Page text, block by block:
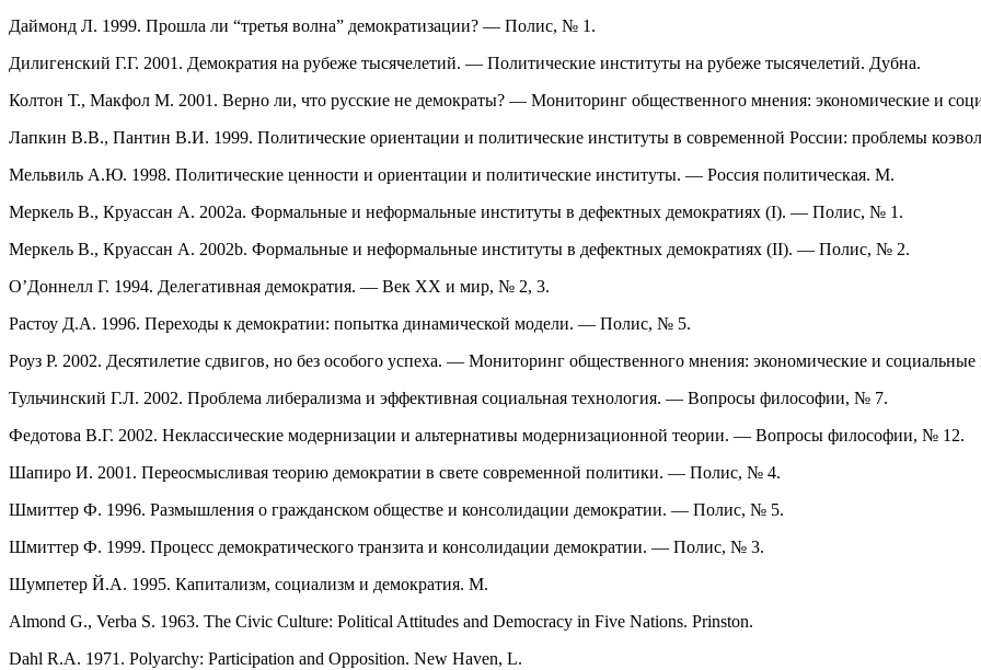
Даймонд Л. 1999. Прошла ли “третья волна” демократизации? — Полис, № 1.
Дилигенский Г.Г. 2001. Демократия на рубеже тысячелетий. — Политические институты на рубеже тысячелетий. Дубна.
Колтон Т., Макфол М. 2001. Верно ли, что русские не демократы? — Мониторинг общественного мнения: экономические и
Лапкин В.В., Пантин В.И. 1999. Политические ориентации и политические институты в современной России: проблемы
Мельвиль А.Ю. 1998. Политические ценности и ориентации и политические институты. — Россия политическая. М.
Меркель В., Круассан А. 2002a. Формальные и неформальные институты в дефектных демократиях (I). — Полис, № 1.
Меркель В., Круассан А. 2002b. Формальные и неформальные институты в дефектных демократиях (II). — Полис, № 2.
О’Доннелл Г. 1994. Делегативная демократия. — Век XX и мир, № 2, 3.
Растоу Д.А. 1996. Переходы к демократии: попытка динамической модели. — Полис, № 5.
Роуз Р. 2002. Десятилетие сдвигов, но без особого успеха. — Мониторинг общественного мнения: экономические и
Тульчинский Г.Л. 2002. Проблема либерализма и эффективная социальная технология. — Вопросы философии, № 7.
Федотова В.Г. 2002. Неклассические модернизации и альтернативы модернизационной теории. — Вопросы философии, № 12.
Шапиро И. 2001. Переосмысливая теорию демократии в свете современной политики. — Полис, № 4.
Шмиттер Ф. 1996. Размышления о гражданском обществе и консолидации демократии. — Полис, № 5.
Шмиттер Ф. 1999. Процесс демократического транзита и консолидации демократии. — Полис, № 3.
Шумпетер Й.А. 1995. Капитализм, социализм и демократия. М.
Almond G., Verba S. 1963. The Civic Culture: Political Attitudes and Democracy in Five Nations. Prinston.
Dahl R.A. 1971. Polyarchy: Participation and Opposition. New Haven, L.